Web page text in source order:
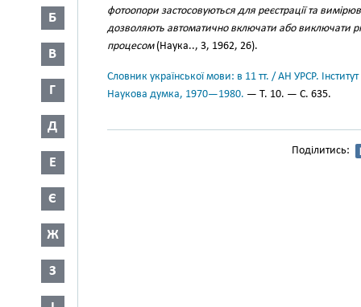
Б
В
Г
Д
Е
Є
Ж
З
фотоопори застосовуються для реєстрації та
дозволяють автоматично включати або виключати
процесом(Наука.., 3, 1962, 26).
Словник української мови: в 11 тт. / АН УРСР.
Наукова думка, 1970—1980. — Т. 10. — С. 635.
Поділитись: